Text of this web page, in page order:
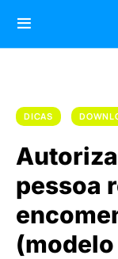
DICAS
pessoa
(modelo